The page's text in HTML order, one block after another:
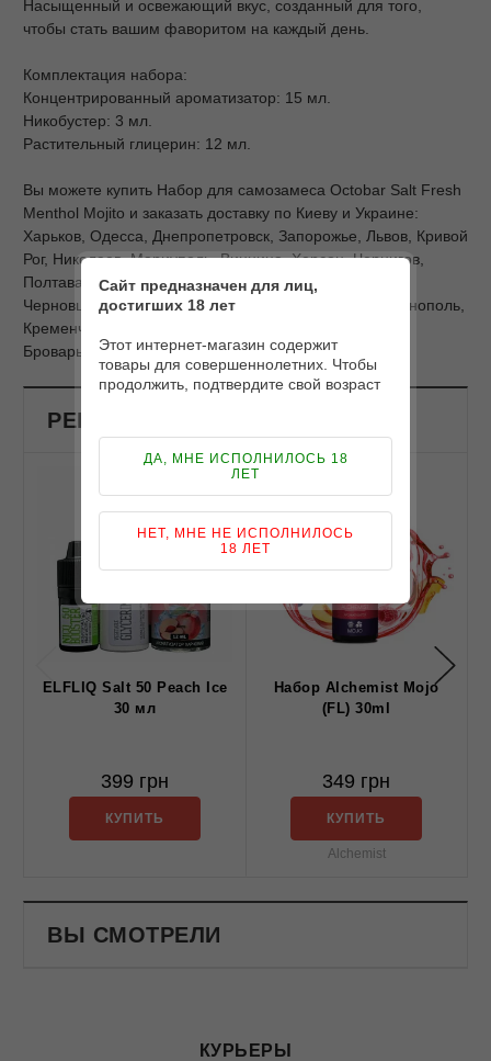
Насыщенный и освежающий вкус, созданный для того,
чтобы стать вашим фаворитом на каждый день.
Комплектация набора:
Концентрированный ароматизатор: 15 мл.
Никобустер: 3 мл.
Растительный глицерин: 12 мл.
Вы можете купить Набор для самозамеса Octobar Salt Fresh
Menthol Mojito и заказать доставку по Киеву и Украине:
Харьков, Одесса, Днепропетровск, Запорожье, Львов, Кривой
Рог, Николаев, Мариуполь, Винница, Херсон, Чернигов,
Полтава, Черкассы, Житомир, Сумы, Хмельницкий,
Черновцы, Ровно, Кировоград, Ивано-Франковск, Тернополь,
Кременчуг, Луцк, Ужгород, Белая Церковь, Славянск,
Бровары и другие города Украины.
РЕКОМЕНДОВАНЫЕ ПРОДУКТЫ
ELFLIQ Salt 50 Peach Ice
30 мл
399 грн
КУПИТЬ
Набор Alchemist Mojo
(FL) 30ml
349 грн
КУПИТЬ
Alchemist
ВЫ СМОТРЕЛИ
КУРЬЕРЫ
Сайт предназначен для лиц,
достигших 18 лет
Этот интернет-магазин содержит
товары для совершеннолетних. Чтобы
продолжить, подтвердите свой возраст
ДА, МНЕ ИСПОЛНИЛОСЬ 18
ЛЕТ
НЕТ, МНЕ НЕ ИСПОЛНИЛОСЬ
18 ЛЕТ